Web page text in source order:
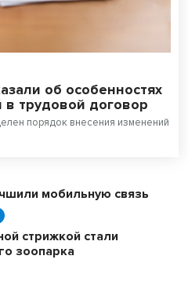
об особенностях
трудовой договор
порядок внесения изменений
мобильную связь
стрижкой стали
зоопарка